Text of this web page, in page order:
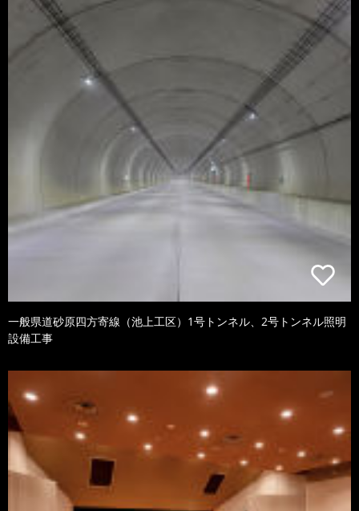
一般県道砂原四方寄線（池上工区）1号トンネル、2号トンネル照明
設備工事